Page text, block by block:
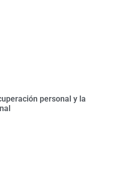
personal y la